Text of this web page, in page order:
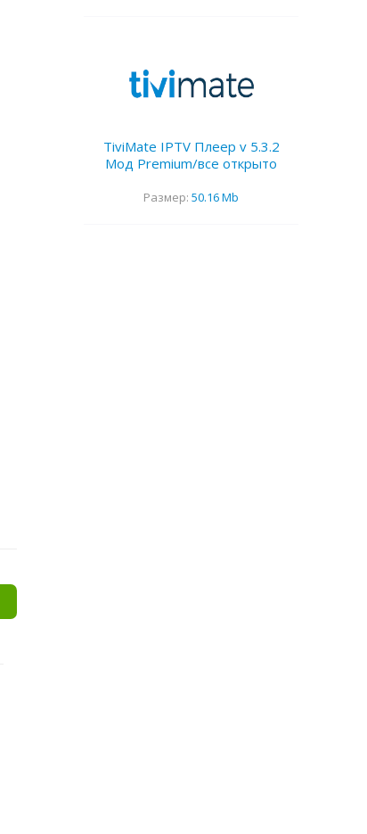
TiviMate IPTV Плеер v 5.3.2
Мод Premium/все открыто
Размер: 50.16 Mb